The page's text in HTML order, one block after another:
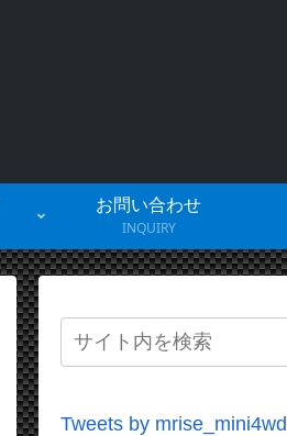
お問い合わせ
INQUIRY
Tweets by mrise_mini4wd